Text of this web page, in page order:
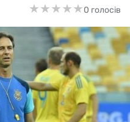
★★★★★
★★★★★0 голосів